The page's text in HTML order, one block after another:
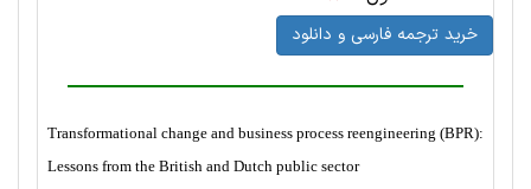
خرید ترجمه فارسی و دانلود
Transformational change and business process reengineering (BPR):
Lessons from the British and Dutch public sector